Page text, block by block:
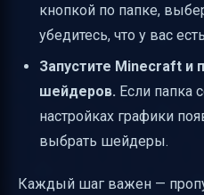
кнопкой по папке,
убедитесь, что у вас
Запустите Minecraft и
шейдеров. Если папка
настройках графики
выбрать шейдеры.
Каждый шаг важен —